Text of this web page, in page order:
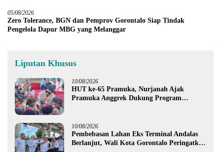
05/08/2026
Zero Tolerance, BGN dan Pemprov Gorontalo Siap Tindak
Pengelola Dapur MBG yang Melanggar
Liputan Khusus
10/08/2026
HUT ke-65 Pramuka, Nurjanah Ajak
Pramuka Anggrek Dukung Program
10/08/2026
Pembebasan Lahan Eks Terminal Andalas
Berlanjut, Wali Kota Gorontalo Peringatkan